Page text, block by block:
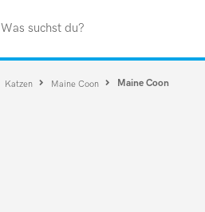
Was suchst du?
Katzen Maine Coon
Maine Coon